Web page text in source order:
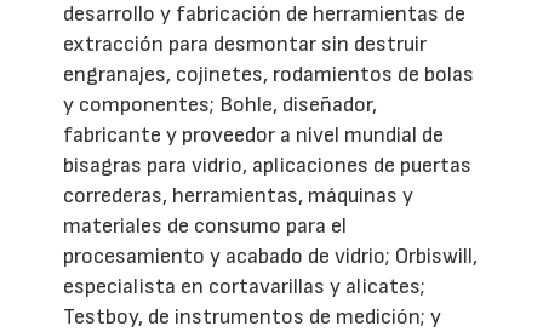
desarrollo y fabricación de herramientas de
extracción para desmontar sin destruir
engranajes, cojinetes, rodamientos de bolas
y componentes; Bohle, diseñador,
fabricante y proveedor a nivel mundial de
bisagras para vidrio, aplicaciones de puertas
correderas, herramientas, máquinas y
materiales de consumo para el
procesamiento y acabado de vidrio; Orbiswill,
especialista en cortavarillas y alicates;
Testboy, de instrumentos de medición; y